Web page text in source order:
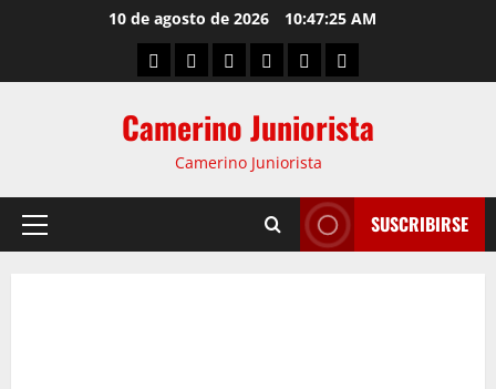
10 de agosto de 2026 10:47:26 AM
Camerino Juniorista
Camerino Juniorista
SUSCRIBIRSE